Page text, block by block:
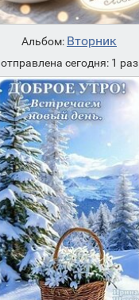
Альбом: Вторник
отправлена сегодня: 1 раз